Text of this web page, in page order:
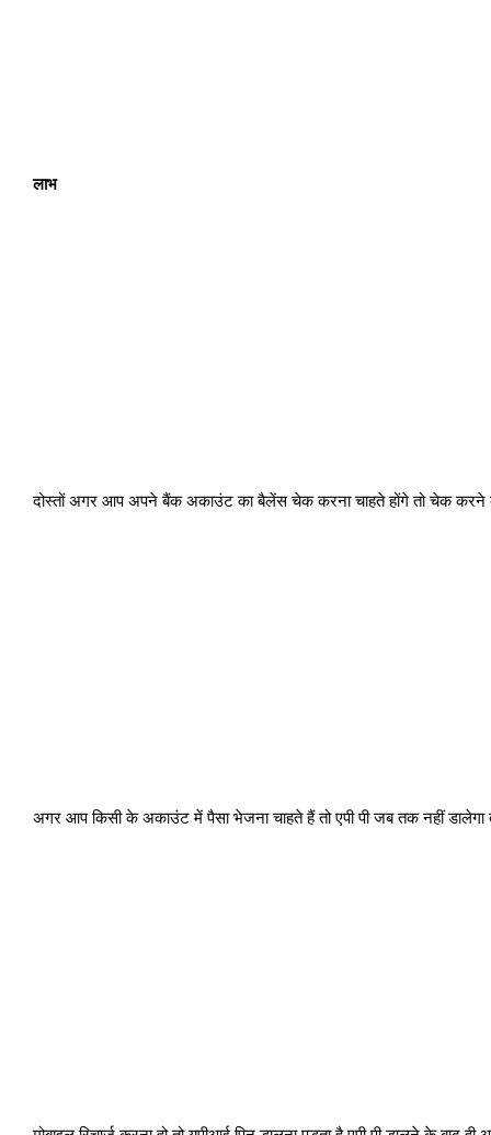
लाभ
दोस्तों अगर आप अपने बैंक अकाउंट का बैलेंस चेक करना चाहते होंगे तो चेक करने
अगर आप किसी के अकाउंट में पैसा भेजना चाहते हैं तो एपी पी जब तक नहीं